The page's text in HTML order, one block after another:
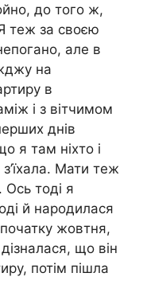
до того ж,
теж за своєю
але в
на
в
і з вітчимом
днів
я там ніхто і
Мати теж
Ось тоді я
й народилася
жовтня,
що він
потім пішла